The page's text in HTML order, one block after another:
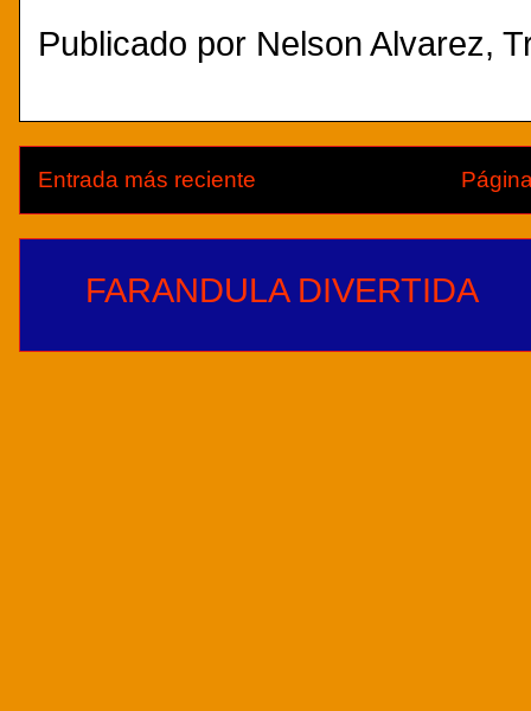
Publicado por Nelson Alvarez,
Entrada más reciente
FARANDULA DIVERTIDA